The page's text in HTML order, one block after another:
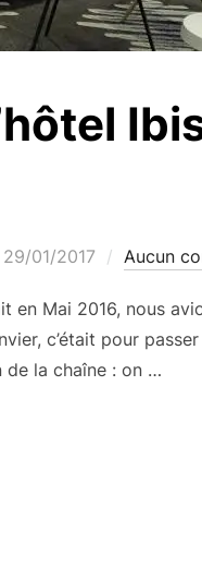
Publié
29/01/2017 Aucun
en Mai 2016, nous
c’était pour
de la chaîne : on …
EN FAMILLE À L’HÔTEL